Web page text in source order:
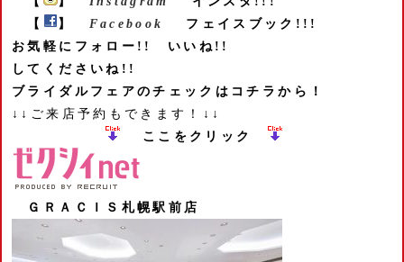
【
】 Facebook
フェイスブック!!!
お気軽にフォロー!! いいね!!
してくださいね!!
ブライダルフェアのチェックはコチラから！
↓↓ご来店予約もできます！↓↓
ここをクリック
ＧＲＡＣＩＳ札幌駅前店